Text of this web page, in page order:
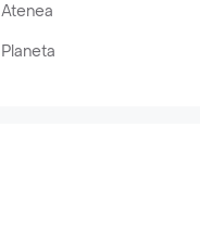
Atenea
Planeta